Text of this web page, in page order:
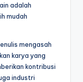
adalah
mudah
mengasah
karya yang
kontribusi
industri